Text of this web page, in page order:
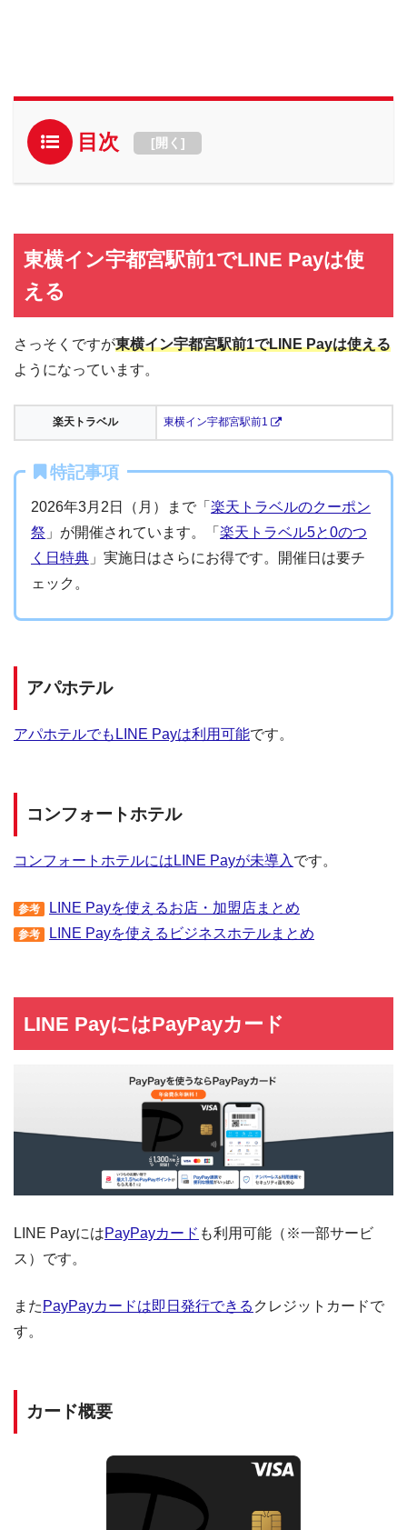
目次 [開く ]
東横イン宇都宮駅前1でLINE Payは使
える
さっそくですが東横イン宇都宮駅前1でLINE Payは使える
ようになっています。
楽天トラベル 東横イン宇都宮駅前1
特記事項
2026年3月2日（月）まで「 楽天トラベルのクーポン
祭 」が開催されています。「 楽天トラベル5と0のつ
く日特典 」実施日はさらにお得です。開催日は要チ
ェック。
アパホテル
アパホテルでもLINE Payは利用可能です。
コンフォートホテル
コンフォートホテルにはLINE Payが未導入です。
参考 LINE Payを使えるお店・加盟店まとめ
参考 LINE Payを使えるビジネスホテルまとめ
LINE PayにはPayPayカード
LINE PayにはPayPayカード も利用可能（※一部サービ
ス）です。
また PayPayカードは即日発行できる クレジットカードで
す。
カード概要